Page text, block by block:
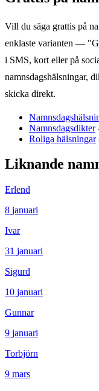
Vill du säga grattis på
enklaste varianten —
i SMS, kort eller på
namnsdagshälsningar,
skicka direkt.
Namnsdagsdikter
Roliga hälsningar
Liknande
Erlend
8 januari
Ivar
31 januari
Sigurd
10 januari
Gunnar
9 januari
Torbjörn
9 mars